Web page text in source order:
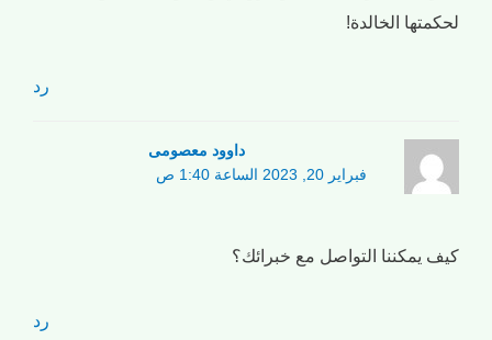
لحكمتها الخالدة!
رد
داوود معصومی
فبراير 20, 2023 الساعة 1:40 ص
كيف يمكننا التواصل مع خبرائك؟
رد